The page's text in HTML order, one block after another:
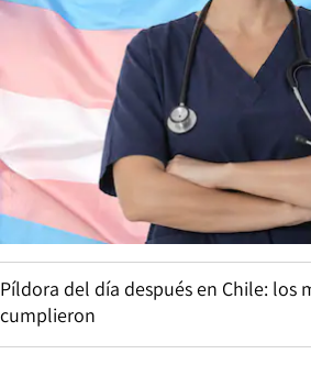
Píldora del día después en Chile: los
cumplieron